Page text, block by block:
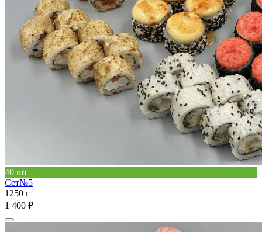
40 шт
Сет№5
1250 г
1 400 ₽